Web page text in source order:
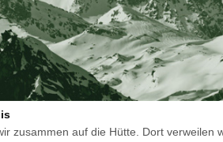
zusammen auf die Hütte. Dort verweilen